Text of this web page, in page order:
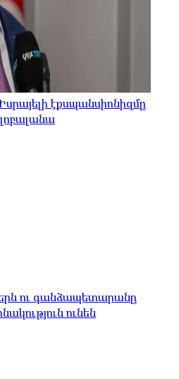
էքսպանսիոնիզմը
ու գանձապետարանը
ունեն